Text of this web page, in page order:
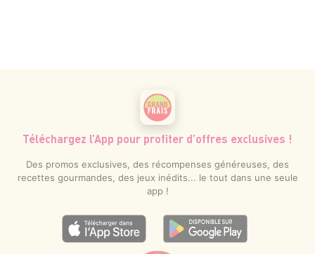
Téléchargez l’App pour profiter d’offres exclusives !
Des promos exclusives, des récompenses généreuses, des
recettes gourmandes, des jeux inédits... le tout dans une seule
app !